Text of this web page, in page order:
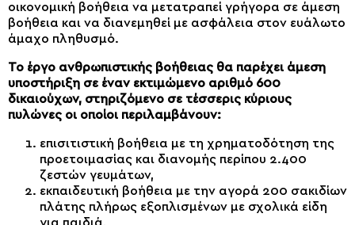
οικονομική βοήθεια να μετατραπεί γρήγορα σε άμεση
βοήθεια και να διανεμηθεί με ασφάλεια στον ευάλωτο
άμαχο πληθυσμό.
Το έργο ανθρωπιστικής βοήθειας θα παρέχει άμεση
υποστήριξη σε έναν εκτιμώμενο αριθμό 600
δικαιούχων, στηριζόμενο σε τέσσερις κύριους
πυλώνες οι οποίοι περιλαμβάνουν:
επισιτιστική βοήθεια με τη χρηματοδότηση της
προετοιμασίας και διανομής περίπου 2.400
ζεστών γευμάτων,
εκπαιδευτική βοήθεια με την αγορά 200 σακιδίων
πλάτης πλήρως εξοπλισμένων με σχολικά είδη